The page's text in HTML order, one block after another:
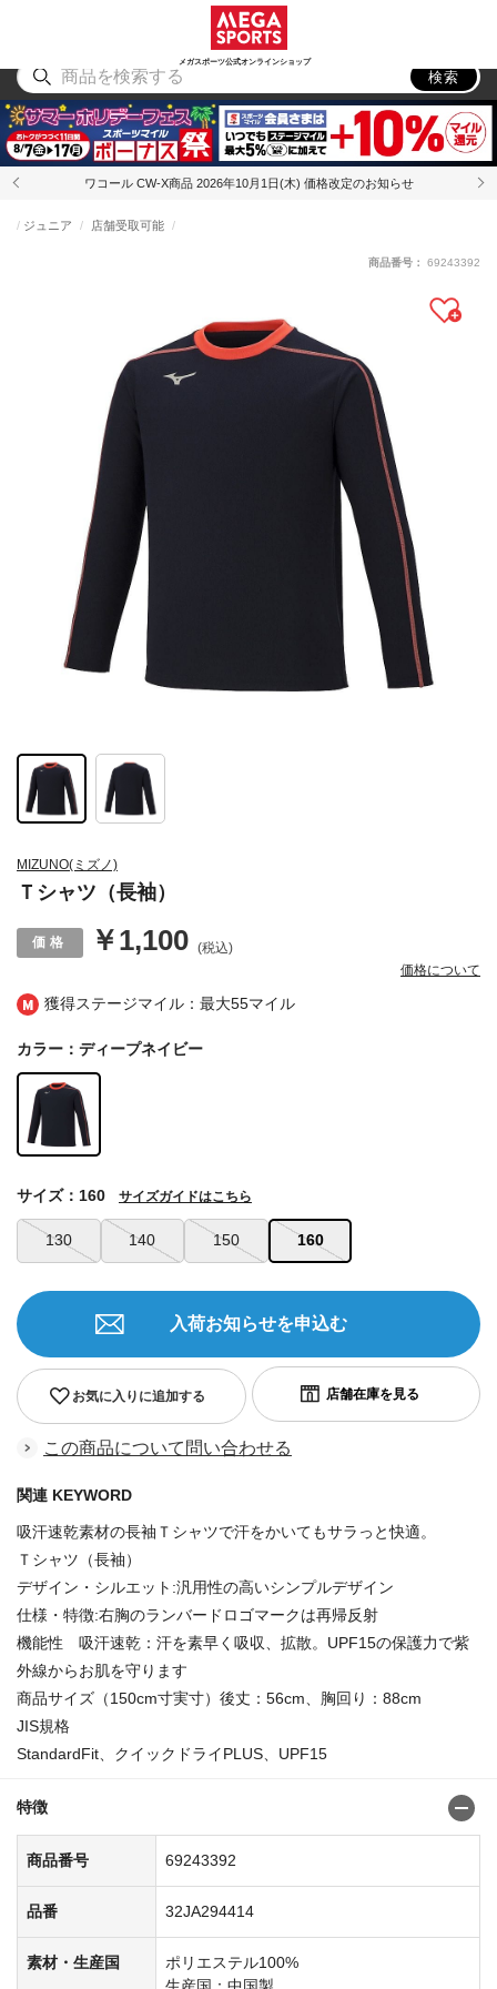
メガスポーツ公式オンラインショップ
アウトドア
検索
ワコール CW-X商品 2026年10月1日(木) 価格改定のお知らせ
獲得ステージマイル：最大55マイル
MIZUNO(ミズノ)
Ｔシャツ（長袖）
ジュニア 店舗受取可能
￥1,100 (税込)
価格について
商品番号： 69243392
カラー：ディープネイビー
130 140 150 160
サイズ：160 サイズガイドはこちら
お気に入りに追加する
入荷お知らせを申込む
この商品について問い合わせる
関連 KEYWORD
吸汗速乾素材の長袖Ｔシャツで汗をかいてもサラっと快適。
Ｔシャツ（長袖）
デザイン・シルエット:汎用性の高いシンプルデザイン
仕様・特徴:右胸のランバードロゴマークは再帰反射
機能性 吸汗速乾：汗を素早く吸収、拡散。UPF15の保護力で紫
外線からお肌を守ります
商品サイズ（150cm寸実寸）後丈：56cm、胸回り：88cm
JIS規格
StandardFit、クイックドライPLUS、UPF15
特徴
商品番号 69243392
品番 32JA294414
素材・生産国
ポリエステル100%
生産国：中国製